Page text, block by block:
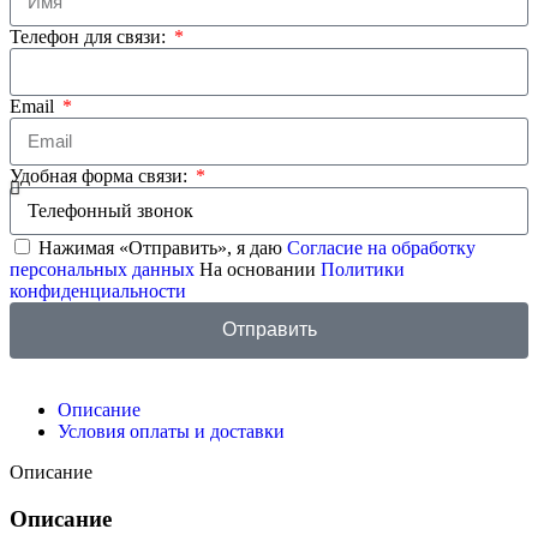
Телефон для связи:
Email
Удобная форма связи:
Нажимая «Отправить», я даю Согласие на обработку
персональных данных На основании Политики
конфиденциальности
Отправить
Описание
Условия оплаты и доставки
Описание
Описание